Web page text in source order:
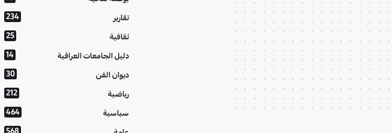
تقارير 234
ثقافية 25
دليل الجامعات العراقية 14
ديوان الفن 30
رياضية 212
سياسية 464
568